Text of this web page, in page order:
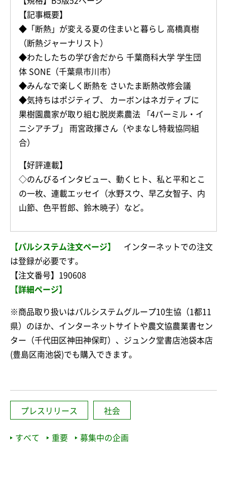
【記事概要】
◆「断熱」が変える夏の住まいと暮らし 高橋真樹
（断熱ジャーナリスト）
◆わたしたちの学び舎だから 千葉商科大学 学生団
体 SONE（千葉県市川市）
◆みんなで楽しく断熱を さいたま断熱改修会議
◆気持ちはポジティブ、 カーボンはネガティブに
果樹園農家が取り組む脱炭素農法 「4パーミル・イ
ニシアチブ」 雨宮政揮さん（やまなし特栽協同組
合）
【好評連載】
◇のんびるインタビュー、動くヒト、私と平和とこ
の一枚、連載エッセイ（水野スウ、早乙女智子、内
山節、色平哲郎、鈴木暁子）など。
【パルシステム注文ページ】
インターネットでの注文
は登録が必要です。
【注文番号】190608
【詳細ページ】
※商品取り扱いはパルシステムグループ10生協（1都11
県）のほか、インターネットサイトや農文協農業書セン
ター（千代田区神田神保町）、ジュンク堂書店池袋本店
(豊島区南池袋)でも購入できます。
プレスリリース 社会
すべて 重要 募集中の企画